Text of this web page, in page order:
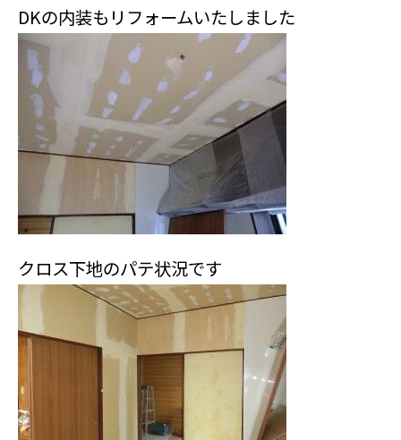
DKの内装もリフォームいたしました
クロス下地のパテ状況です